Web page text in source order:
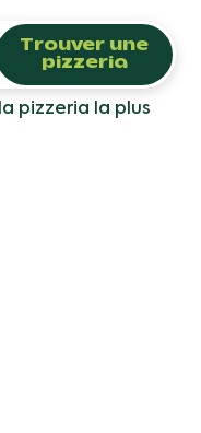
Trouver une
pizzeria
pizzeria la plus